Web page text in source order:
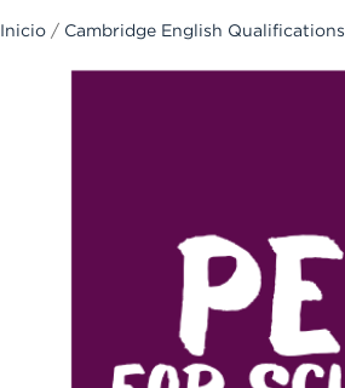
Inicio / Cambridge English Qualifications